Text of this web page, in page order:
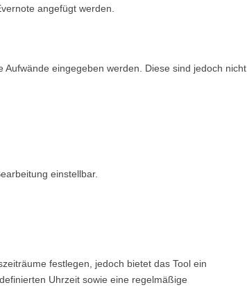
angefügt werden.
eingegeben werden. Diese sind jedoch nicht
einstellbar.
festlegen, jedoch bietet das Tool ein
Uhrzeit sowie eine regelmäßige